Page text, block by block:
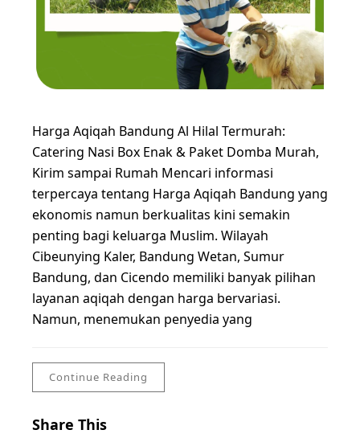
Harga Aqiqah Bandung Al Hilal Termurah:
Catering Nasi Box Enak & Paket Domba Murah,
Kirim sampai Rumah Mencari informasi
terpercaya tentang Harga Aqiqah Bandung yang
ekonomis namun berkualitas kini semakin
penting bagi keluarga Muslim. Wilayah
Cibeunying Kaler, Bandung Wetan, Sumur
Bandung, dan Cicendo memiliki banyak pilihan
layanan aqiqah dengan harga bervariasi.
Namun, menemukan penyedia yang
Continue Reading
Share This